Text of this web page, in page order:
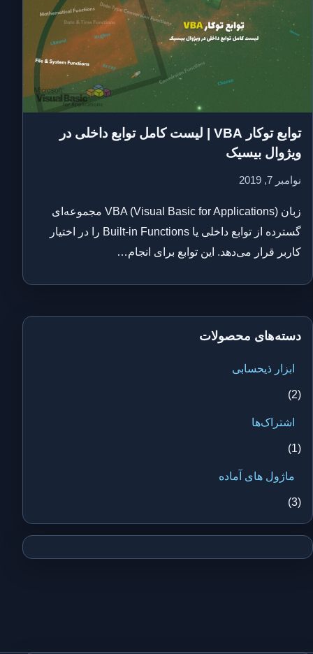
توابع توکار VBA | لیست کامل توابع داخلی در
ویژوال بیسیک
نوامبر 7, 2019
زبان VBA (Visual Basic for Applications) مجموعه‌ای
گسترده از توابع داخلی یا Built-in Functions را در اختیار
کاربر قرار می‌دهد. این توابع برای انجام…
دسته‌های محصولات
ابزار ذیحسابی
(2)
اشتراک‌ها
(1)
ماژول های آماده
(3)